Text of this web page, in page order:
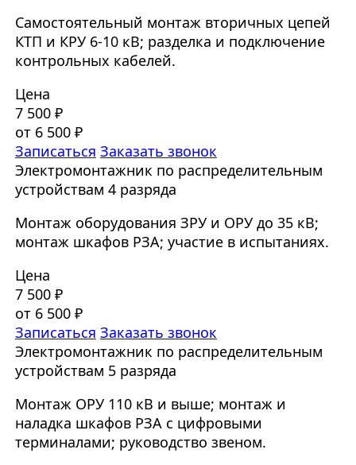
Самостоятельный монтаж вторичных цепей
КТП и КРУ 6-10 кВ; разделка и подключение
контрольных кабелей.
Цена
7 500 ₽
от 6 500 ₽
Записаться Заказать звонок
Электромонтажник по распределительным
устройствам 4 разряда
Монтаж оборудования ЗРУ и ОРУ до 35 кВ;
монтаж шкафов РЗА; участие в испытаниях.
Цена
7 500 ₽
от 6 500 ₽
Записаться Заказать звонок
Электромонтажник по распределительным
устройствам 5 разряда
Монтаж ОРУ 110 кВ и выше; монтаж и
наладка шкафов РЗА с цифровыми
терминалами; руководство звеном.